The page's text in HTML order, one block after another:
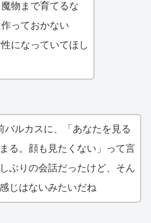
物まで育てるな
っておかない
になっていてほし
バルカスに、「あなたを見る
る。顔も見たくない」って言
ぶりの会話だったけど、そん
じはないみたいだね